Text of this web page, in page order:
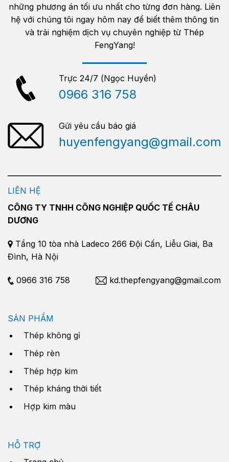
những phương án tối ưu nhất cho từng đơn hàng. Liên
hệ với chúng tôi ngay hôm nay để biết thêm thông tin
và trải nghiệm dịch vụ chuyên nghiệp từ Thép
FengYang!
Trực 24/7 (Ngọc Huyền)
0966 316 758
Gửi yêu cầu báo giá
huyenfengyang@gmail.com
LIÊN HỆ
CÔNG TY TNHH CÔNG NGHIỆP QUỐC TẾ CHÂU
DƯƠNG
Tầng 10 tòa nhà Ladeco 266 Đội Cấn, Liễu Giai, Ba
Đình, Hà Nội
0966 316 758 kd.thepfengyang@gmail.com
SẢN PHẨM
Thép không gỉ
Thép rèn
Thép hợp kim
Thép kháng thời tiết
Hợp kim màu
HỖ TRỢ